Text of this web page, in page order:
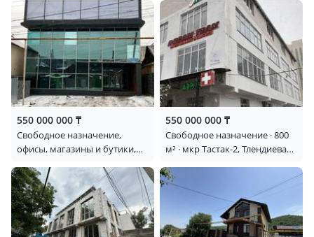
550 000 000 ₸
Свободное назначение,
офисы, магазины и бутики,
отдыха, медцентры и аптеки,
образование, развлечения ·
715 м² · Курмангалиева 35 —
Бекхожина
550 000 000 ₸
Свободное назначение · 800
м² · мкр Тастак-2, Тлендиева